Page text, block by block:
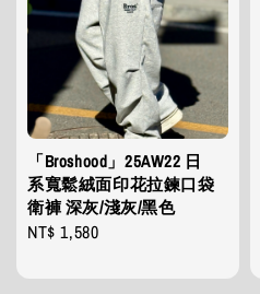
「Broshood」25AW22 日
系寬鬆絨面印花拉鍊口袋
衛褲 深灰/淺灰/黑色
Regular
NT$ 1,580